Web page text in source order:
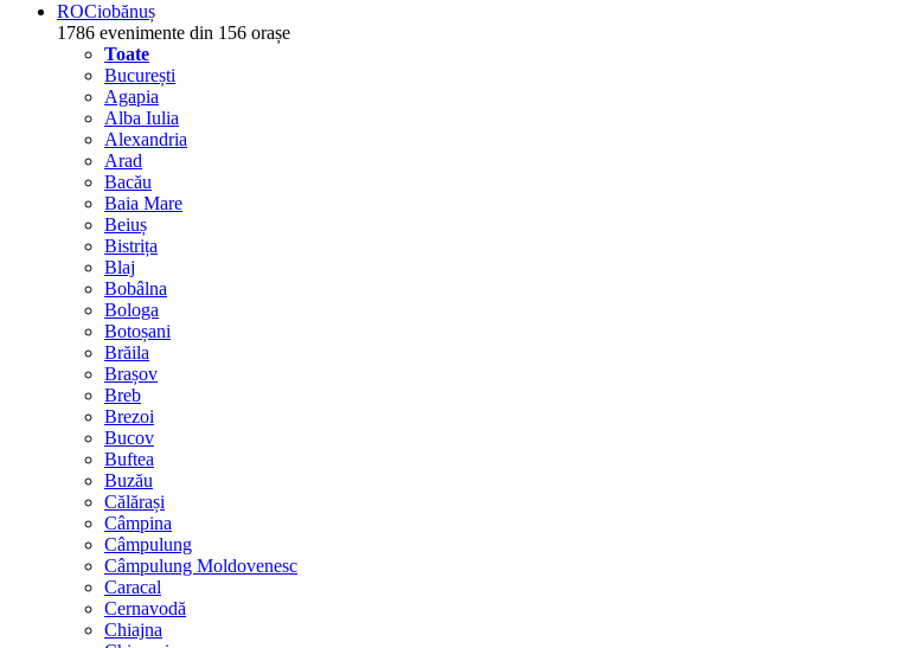
ROCiobănuș
1786 evenimente din 156 orașe
Toate
București
Agapia
Alba Iulia
Alexandria
Arad
Bacău
Baia Mare
Beiuș
Bistrița
Blaj
Bobâlna
Bologa
Botoșani
Brăila
Brașov
Breb
Brezoi
Bucov
Buftea
Buzău
Călărași
Câmpina
Câmpulung
Câmpulung Moldovenesc
Caracal
Cernavodă
Chiajna